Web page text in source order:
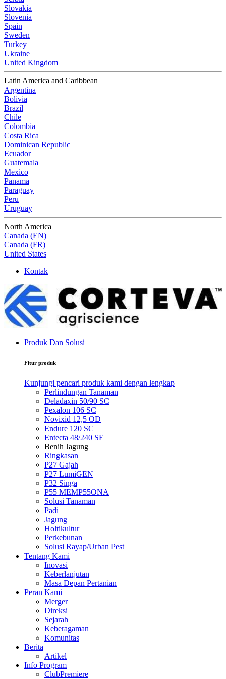
Slovakia
Slovenia
Spain
Sweden
Turkey
Ukraine
United Kingdom
Latin America and Caribbean
Argentina
Bolivia
Brazil
Chile
Colombia
Costa Rica
Dominican Republic
Ecuador
Guatemala
Mexico
Panama
Paraguay
Peru
Uruguay
North America
Canada (EN)
Canada (FR)
United States
Kontak
Produk Dan Solusi
Fitur produk
Kunjungi pencari produk kami dengan lengkap
Perlindungan Tanaman
Deladaxin 50/90 SC
Pexalon 106 SC
Novixid 12,5 OD
Endure 120 SC
Entecta 48/240 SE
Benih Jagung
Ringkasan
P27 Gajah
P27 LumiGEN
P32 Singa
P55 MEMP55ONA
Solusi Tanaman
Padi
Jagung
Holtikultur
Perkebunan
Solusi Rayap/Urban Pest
Tentang Kami
Inovasi
Keberlanjutan
Masa Depan Pertanian
Peran Kami
Merger
Direksi
Sejarah
Keberagaman
Komunitas
Berita
Artikel
Info Program
ClubPremiere